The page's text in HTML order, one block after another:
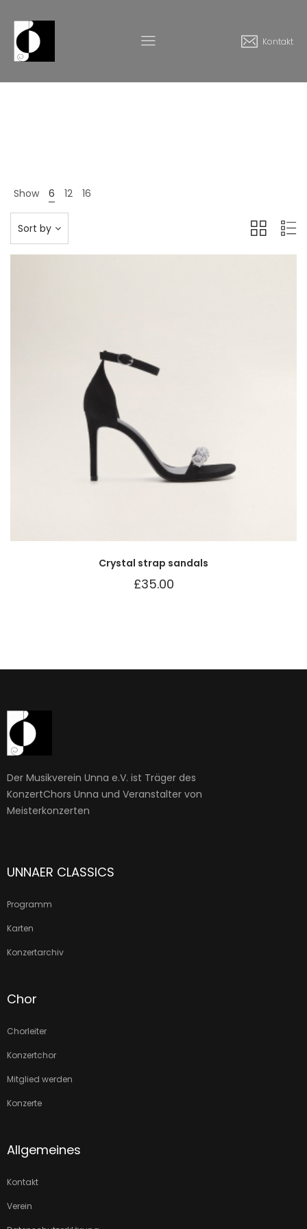
Kontakt
Show 6 12 16
Sort by
Crystal strap sandals
£35.00
Der Musikverein Unna e.V. ist Träger des
KonzertChors Unna und Veranstalter von
Meisterkonzerten
UNNAER CLASSICS
Programm
Karten
Konzertarchiv
Chor
Chorleiter
Konzertchor
Mitglied werden
Konzerte
Allgemeines
Kontakt
Verein